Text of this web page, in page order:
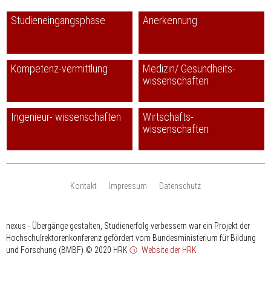
Studieneingangsphase Anerkennung
Kompetenz-vermittlung
Medizin/ Gesundheits-
wissenschaften
Ingenieur- wissenschaften
Wirtschafts-
wissenschaften
Kontakt Impressum Datenschutz
nexus - Übergänge gestalten, Studienerfolg verbessern war ein Projekt der
Hochschulrektorenkonferenz gefördert vom Bundesministerium für Bildung
und Forschung (BMBF) © 2020 HRK Website der HRK